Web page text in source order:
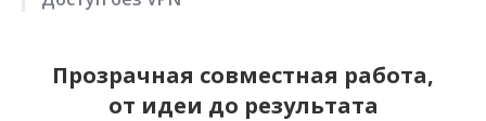
и совместной работе большого количества
Данные хранятся в РФ, 100% гарантия доступа
Соответствие российским нормам законодательства
и безопасности.
на отечественном сервере.
Прозрачная совместная работа,
от идеи до результата